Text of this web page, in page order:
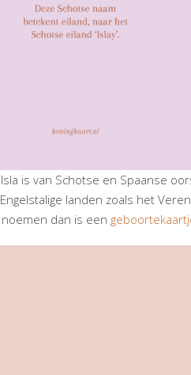
is van Schotse en Spaanse
landen zoals het
dan is een